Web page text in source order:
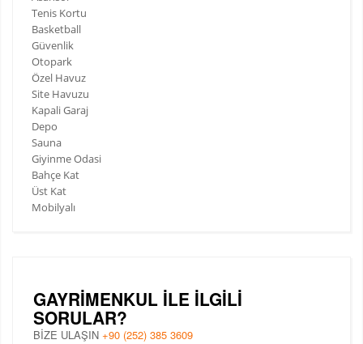
Tenis Kortu
Basketball
Güvenlik
Otopark
Özel Havuz
Site Havuzu
Kapali Garaj
Depo
Sauna
Giyinme Odasi
Bahçe Kat
Üst Kat
Mobilyalı
GAYRIMENKUL ILE ILGILI
SORULAR?
BİZE ULAŞIN +90 (252) 385 3609